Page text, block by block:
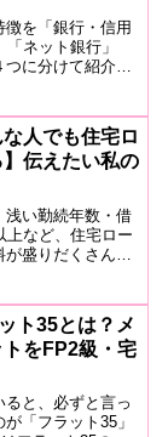
を「銀行・信用
ネット銀行」
つに分けて紹介。
さい。
な人でも住宅ロ
伝えたい私の
浅い勤続年数・借
上など、住宅ロー
盛りだくさんな
なたにも伝えた
ト35とは？メ
をFP2級・宅
と、必ずと言っ
「フラット35」